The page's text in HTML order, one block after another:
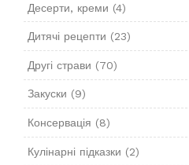
Десерти, креми (4)
Дитячі рецепти (23)
Другі страви (70)
Закуски (9)
Консервація (8)
Кулінарні підказки (2)